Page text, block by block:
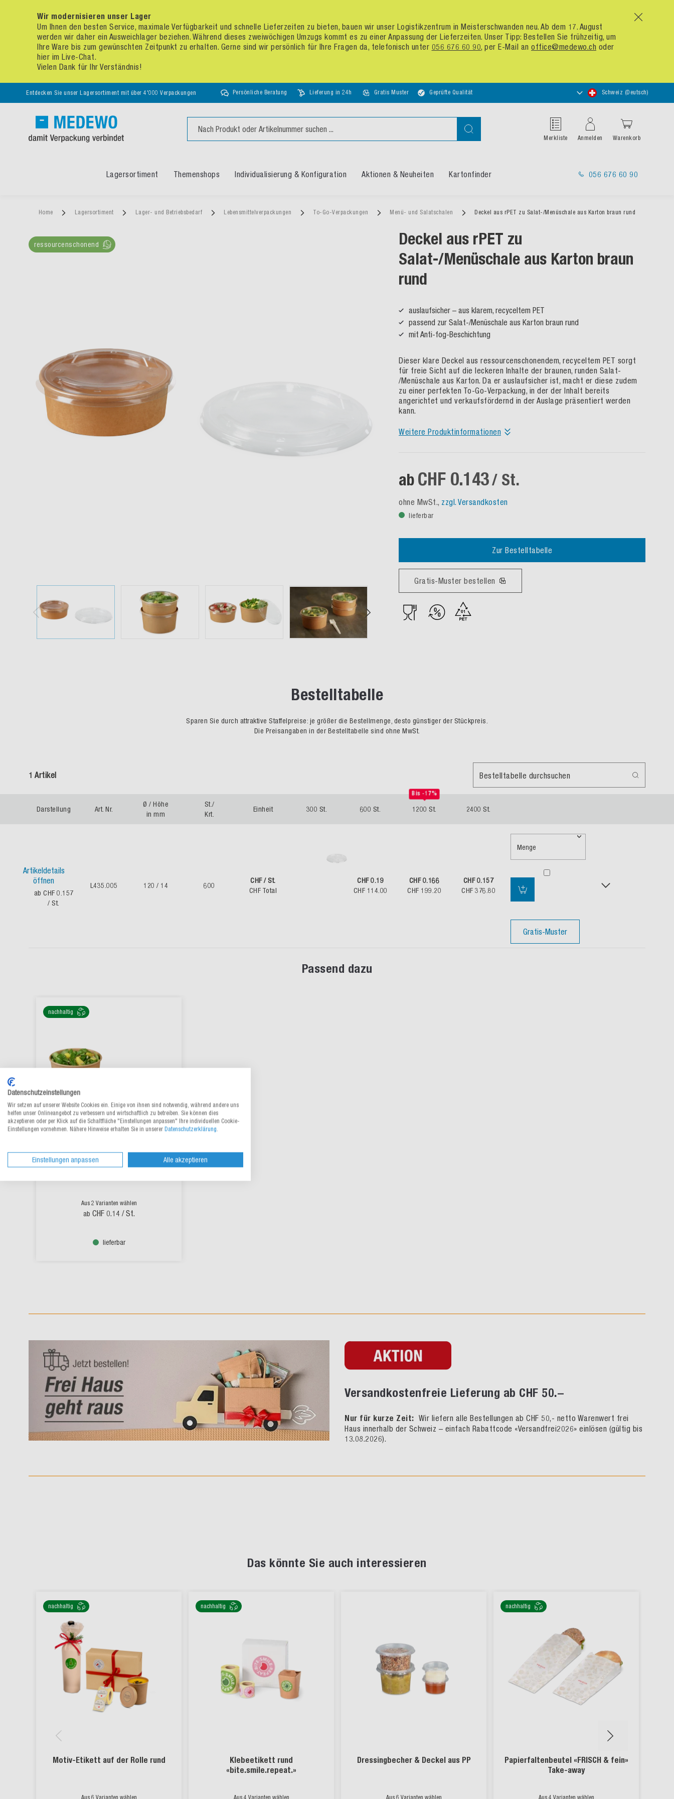
x
Wir modernisieren unser Lager
Um Ihnen den besten Service, maximale Verfügbarkeit und schnelle Lieferzeiten zu bieten, bauen wir unser Logistikzentrum in Meisterschwanden neu. Ab dem 17. August
werden wir daher ein Ausweichlager beziehen. Während dieses zweiwöchigen Umzugs kommt es zu einer Anpassung der Lieferzeiten. Unser Tipp: Bestellen Sie frühzeitig, um
Ihre Ware bis zum gewünschten Zeitpunkt zu erhalten. Gerne sind wir persönlich für Ihre Fragen da, telefonisch unter 056 676 60 90, per E-Mail an office@medewo.ch oder
hier im Live-Chat.
Vielen Dank für Ihr Verständnis!
Entdecken Sie unser Lagersortiment mit über 4'000 Verpackungen Persönliche Beratung Lieferung in 24h Gratis Muster Geprüfte Qualität
Store
auswählen
Schweiz (Deutsch)
Suche
Merkliste Anmelden Warenkorb
Lagersortiment Themenshops Individualisierung & Konfiguration Aktionen & Neuheiten Kartonfinder 056 676 60 90
Home Lagersortiment Lager- und Betriebsbedarf Lebensmittelverpackungen To-Go-Verpackungen Menü- und Salatschalen Deckel aus rPET zu Salat-/Menüschale aus Karton braun rund
ressourcenschonend
Deckel aus rPET zu
Salat-/Menüschale aus Karton braun
rund
auslaufsicher – aus klarem, recyceltem PET
passend zur Salat-/Menüschale aus Karton braun rund
mit Anti-fog-Beschichtung
Dieser klare Deckel aus ressourcenschonendem, recyceltem PET sorgt
für freie Sicht auf die leckeren Inhalte der braunen, runden Salat-
/Menüschale aus Karton. Da er auslaufsicher ist, macht er diese zudem
zu einer perfekten To-Go-Verpackung, in der der Inhalt bereits
angerichtet und verkaufsfördernd in der Auslage präsentiert werden
kann.
Weitere Produktinformationen
ab CHF 0.143/ St.
ohne MwSt., zzgl. Versandkosten
lieferbar
Zur Bestelltabelle
Gratis-Muster bestellen
Bestelltabelle
Sparen Sie durch attraktive Staffelpreise: je größer die Bestellmenge, desto günstiger der Stückpreis.
Die Preisangaben in der Bestelltabelle sind ohne MwSt.
1 Artikel Bestelltabelle durchsuchen
Darstellung Art. Nr.
Ø / Höhe
in mm
St./
Krt.
Einheit 300 St. 600 St.
Bis -17%
1200 St. 2400 St.
Artikeldetails
öffnen
ab CHF 0.157
/ St.
L435.005 120 / 14 600
CHF / St.
CHF Total
CHF 0.19
CHF 114.00
CHF 0.166
CHF 199.20
CHF 0.157
CHF 376.80
Menge
Gratis-Muster
Passend dazu
nachhaltig
Salat-/Menüschale aus Karton
Aus 2 Varianten wählen
ab CHF 0.14 / St.
lieferbar
Versandkostenfreie Lieferung ab CHF 50.–
Nur für kurze Zeit: Wir liefern alle Bestellungen ab CHF 50,- netto Warenwert frei
Haus innerhalb der Schweiz – einfach Rabattcode «Versandfrei2026» einlösen (gültig bis
13.08.2026).
Das könnte Sie auch interessieren
nachhaltig
Motiv-Etikett auf der Rolle rund
Aus 6 Varianten wählen
nachhaltig
Klebeetikett rund
«bite.smile.repeat.»
Aus 4 Varianten wählen
Dressingbecher & Deckel aus PP
Aus 6 Varianten wählen
nachhaltig
Papierfaltenbeutel «FRISCH & fein»
Take-away
Aus 4 Varianten wählen
Datenschutzeinstellungen
Wir setzen auf unserer Website Cookies ein. Einige von ihnen sind notwendig, während andere uns
helfen unser Onlineangebot zu verbessern und wirtschaftlich zu betreiben. Sie können dies
akzeptieren oder per Klick auf die Schaltfläche "Einstellungen anpassen" Ihre individuellen Cookie-
Einstellungen vornehmen. Nähere Hinweise erhalten Sie in unserer Datenschutzerklärung.
Einstellungen anpassen Alle akzeptieren